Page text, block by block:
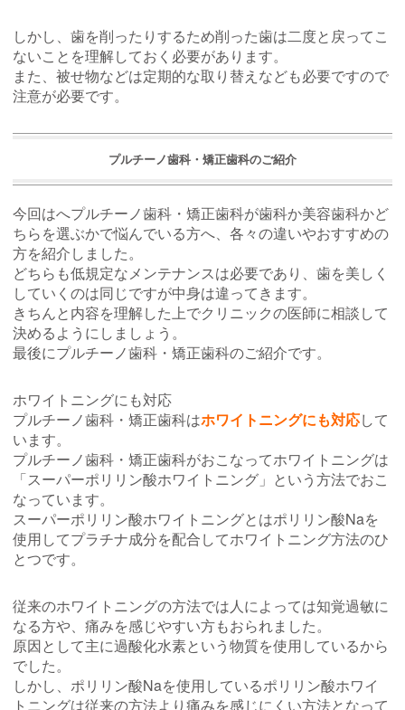
しかし、歯を削ったりするため削った歯は二度と戻ってこ
ないことを理解しておく必要があります。
また、被せ物などは定期的な取り替えなども必要ですので
注意が必要です。
プルチーノ歯科・矯正歯科のご紹介
今回はへプルチーノ歯科・矯正歯科が歯科か美容歯科かど
ちらを選ぶかで悩んでいる方へ、各々の違いやおすすめの
方を紹介しました。
どちらも低規定なメンテナンスは必要であり、歯を美しく
していくのは同じですが中身は違ってきます。
きちんと内容を理解した上でクリニックの医師に相談して
決めるようにしましょう。
最後にプルチーノ歯科・矯正歯科のご紹介です。
ホワイトニングにも対応
プルチーノ歯科・矯正歯科はホワイトニングにも対応して
います。
プルチーノ歯科・矯正歯科がおこなってホワイトニングは
「スーパーポリリン酸ホワイトニング」という方法でおこ
なっています。
スーパーポリリン酸ホワイトニングとはポリリン酸Naを
使用してプラチナ成分を配合してホワイトニング方法のひ
とつです。
従来のホワイトニングの方法では人によっては知覚過敏に
なる方や、痛みを感じやすい方もおられました。
原因として主に過酸化水素という物質を使用しているから
でした。
しかし、ポリリン酸Naを使用しているポリリン酸ホワイ
トニングは従来の方法より痛みを感じにくい方法となって